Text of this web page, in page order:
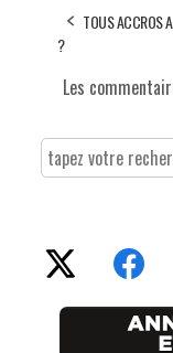
TOUS ACCROS
?
Les